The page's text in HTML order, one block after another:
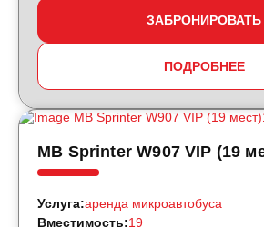
ЗАБРОНИРОВАТЬ
ПОДРОБНЕЕ
MB Sprinter W907 VIP (19
Услуга:аренда микроавтобуса
Вместимость:19